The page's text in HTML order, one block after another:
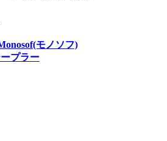
モノソフ)
プラー